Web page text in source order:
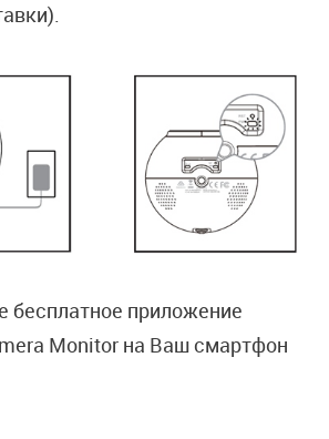
бесплатное приложение
Monitor на Ваш смартфон